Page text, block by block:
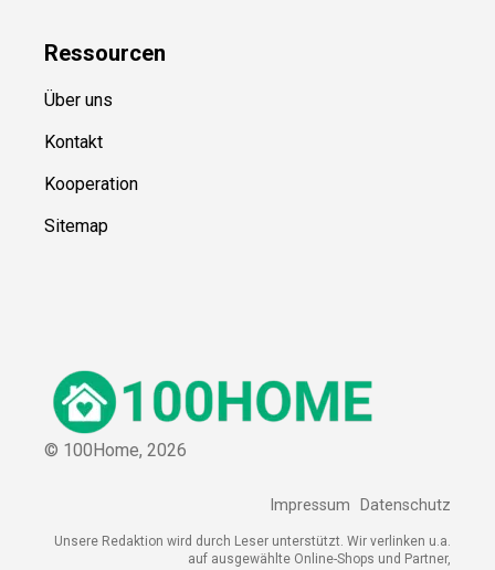
Ressourcen
Über uns
Kontakt
Kooperation
Sitemap
© 100Home, 2026
Impressum Datenschutz
Unsere Redaktion wird durch Leser unterstützt. Wir verlinken u.a.
auf ausgewählte Online-Shops und Partner,